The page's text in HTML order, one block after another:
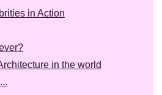
in Action
in the world